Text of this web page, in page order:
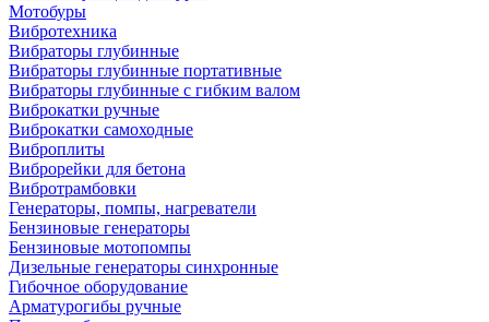
Мотобуры
Вибротехника
Вибраторы глубинные
Вибраторы глубинные портативные
Вибраторы глубинные с гибким валом
Виброкатки ручные
Виброкатки самоходные
Виброплиты
Виброрейки для бетона
Вибротрамбовки
Генераторы, помпы, нагреватели
Бензиновые генераторы
Бензиновые мотопомпы
Дизельные генераторы синхронные
Гибочное оборудование
Арматурогибы ручные